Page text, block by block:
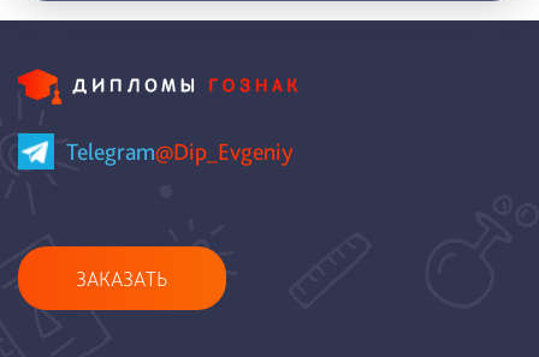
Telegram@Dip_Evgeniy
ЗАКАЗАТЬ